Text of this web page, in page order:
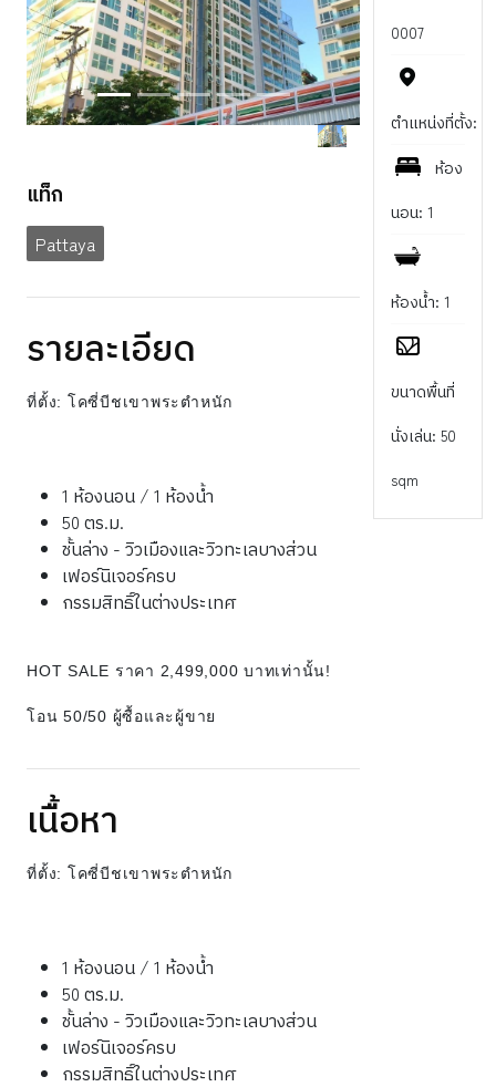
0007
ตำแหน่งที่ตั้ง:
ห้อง
นอน: 1
ห้องน้ำ: 1
ขนาดพื้นที่
นั่งเล่น: 50
sqm
แท็ก
Pattaya
รายละเอียด
ที่ตั้ง: โคซี่บีชเขาพระตำหนัก
1 ห้องนอน / 1 ห้องน้ำ
50 ตร.ม.
ชั้นล่าง - วิวเมืองและวิวทะเลบางส่วน
เฟอร์นิเจอร์ครบ
กรรมสิทธิ์ในต่างประเทศ
HOT SALE ราคา 2,499,000 บาทเท่านั้น!
โอน 50/50 ผู้ซื้อและผู้ขาย
เนื้อหา
ที่ตั้ง: โคซี่บีชเขาพระตำหนัก
1 ห้องนอน / 1 ห้องน้ำ
50 ตร.ม.
ชั้นล่าง - วิวเมืองและวิวทะเลบางส่วน
เฟอร์นิเจอร์ครบ
กรรมสิทธิ์ในต่างประเทศ